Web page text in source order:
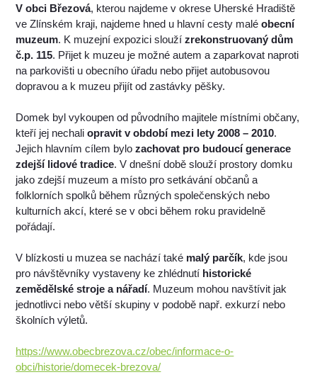
V obci Březová, kterou najdeme v okrese Uherské Hradiště
ve Zlínském kraji, najdeme hned u hlavní cesty maléobecní
muzeum. K muzejní expozici sloužízrekonstruovaný dům
č.p. 115. Přijet k muzeu je možné autem a zaparkovat naproti
na parkovišti u obecního úřadu nebo přijet autobusovou
dopravou a k muzeu přijít od zastávky pěšky.
Domek byl vykoupen od původního majitele místními občany,
kteří jej nechaliopravit v období mezi lety 2008 – 2010.
Jejich hlavním cílem bylozachovat pro budoucí generace
zdejší lidové tradice. V dnešní době slouží prostory domku
jako zdejší muzeum a místo pro setkávání občanů a
folklorních spolků během různých společenských nebo
kulturních akcí, které se v obci během roku pravidelně
pořádají.
V blízkosti u muzea se nachází také malý parčík, kde jsou
pro návštěvníky vystaveny ke zhlédnutí historické
zemědělské stroje a nářadí. Muzeum mohou navštívit jak
jednotlivci nebo větší skupiny v podobě např. exkurzí nebo
školních výletů.
https://www.obecbrezova.cz/obec/informace-o-
obci/historie/domecek-brezova/